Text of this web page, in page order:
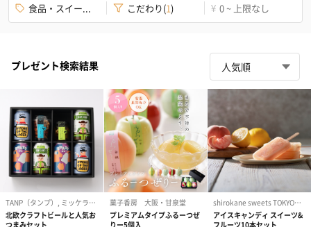
食品・スイー... こだわり(1) ¥ 0 ~ 上限なし
プレゼント検索結果